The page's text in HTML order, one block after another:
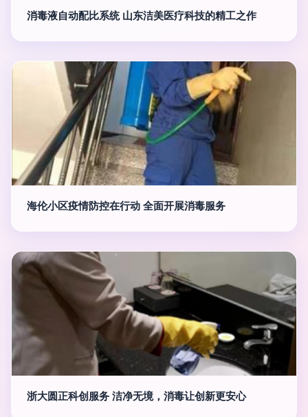
消毒液自动配比系统 山东洁美医疗科技的精工之作
海伦小区疫情防控在行动 全面开展消毒服务
浙大圆正科创服务 洁净无境，消毒让创新更安心